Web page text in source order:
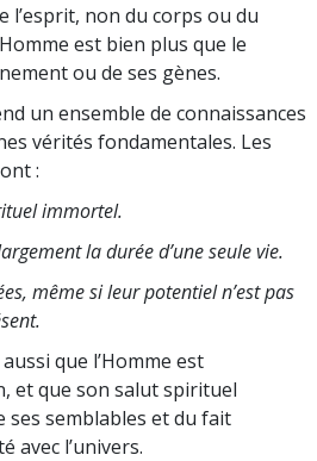
l’esprit, non du corps ou du
est bien plus que le
ou de ses gènes.
un ensemble de connaissances
vérités fondamentales. Les
:
immortel.
la durée d’une seule vie.
même si leur po­tentiel n’est pas
que l’Homme est
et que son salut spirituel
ses semblables et du fait
avec l’univers.